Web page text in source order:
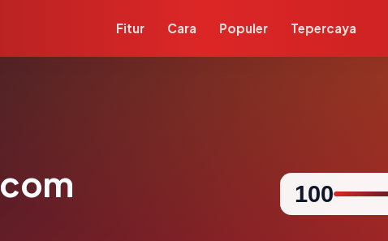
Fitur Cara Populer Tepercaya
100